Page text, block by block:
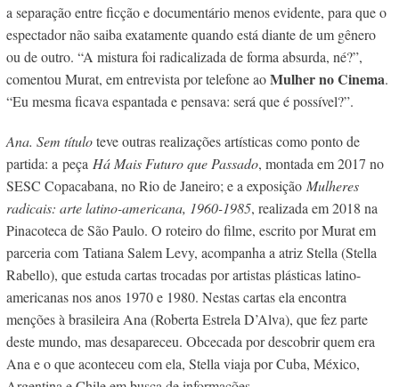
a separação entre ficção e documentário menos evidente, para que o
espectador não saiba exatamente quando está diante de um gênero
ou de outro. “A mistura foi radicalizada de forma absurda, né?”,
comentou Murat, em entrevista por telefone aoMulher no Cinema.
“Eu mesma ficava espantada e pensava: será que é possível?”.
Ana. Sem títuloteve outras realizações artísticas como ponto de
partida: a peça Há Mais Futuro que Passado, montada em 2017 no
SESC Copacabana, no Rio de Janeiro; e a exposição Mulheres
radicais: arte latino-americana, 1960-1985, realizada em 2018 na
Pinacoteca de São Paulo. O roteiro do filme, escrito por Murat em
parceria com Tatiana Salem Levy, acompanha a atriz Stella (Stella
Rabello), que estuda cartas trocadas por artistas plásticas latino-
americanas nos anos 1970 e 1980. Nestas cartas ela encontra
menções à brasileira Ana (Roberta Estrela D’Alva), que fez parte
deste mundo, mas desapareceu. Obcecada por descobrir quem era
Ana e o que aconteceu com ela, Stella viaja por Cuba, México,